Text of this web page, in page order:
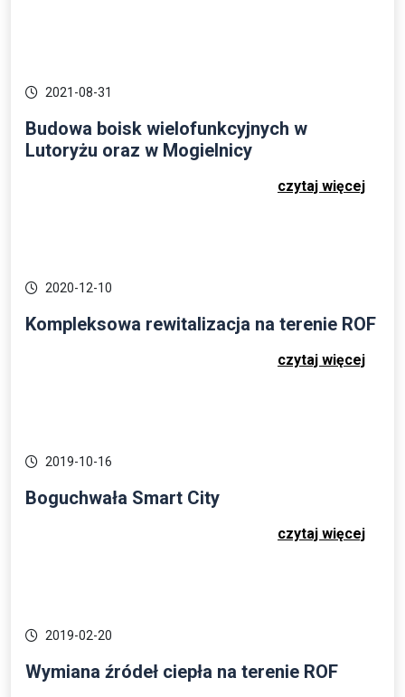
2021-08-31
Budowa boisk wielofunkcyjnych w
Lutoryżu oraz w Mogielnicy
czytaj więcej
2020-12-10
Kompleksowa rewitalizacja na terenie ROF
czytaj więcej
2019-10-16
Boguchwała Smart City
czytaj więcej
2019-02-20
Wymiana źródeł ciepła na terenie ROF